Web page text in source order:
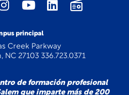
principal
Creek Parkway
27103 336.723.0371
de formación profesional
que imparte más de 200